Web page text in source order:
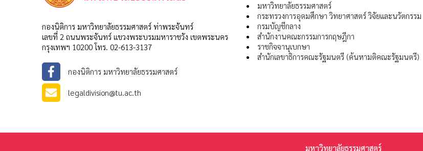
กองนิติการ มหาวิทยาลัยธรรมศาสตร์ ท่าพระจันทร์
เลขที่ 2 ถนนพระจันทร์ แขวงพระบรมมหาราชวัง เขตพระนคร
กรุงเทพฯ 10200 โทร. 02-613-3137
กองนิติการ มหาวิทยาลัยธรรมศาสตร์
legaldivision@tu.ac.th
มหาวิทยาลัยธรรมศาสตร์
กระทรวงการอุดมศึกษา วิทยาศาสตร์ วิจัยและนวัตกรรม
กรมบัญชีกลาง
สำนักงานคณะกรรมการกฤษฎีกา
ราชกิจจานุเบกษา
สำนักเลขาธิการคณะรัฐมนตรี (ค้นหามติคณะรัฐมนตรี)
มหาวิทยาลัยธรรมศาสตร์